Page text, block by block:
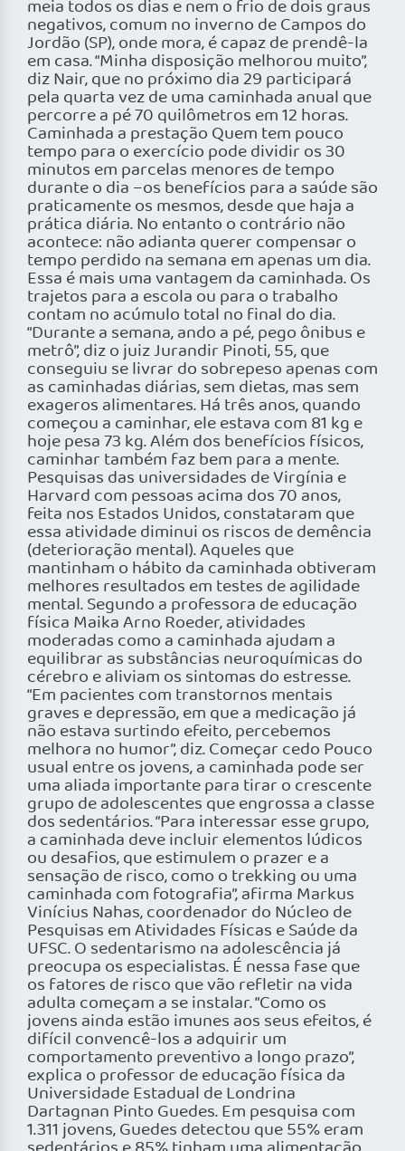
meia todos os dias e nem o frio de dois graus
negativos, comum no inverno de Campos do
Jordão (SP), onde mora, é capaz de prendê-la
em casa. “Minha disposição melhorou muito”,
diz Nair, que no próximo dia 29 participará
pela quarta vez de uma caminhada anual que
percorre a pé 70 quilômetros em 12 horas.
Caminhada a prestação Quem tem pouco
tempo para o exercício pode dividir os 30
minutos em parcelas menores de tempo
durante o dia –os benefícios para a saúde são
praticamente os mesmos, desde que haja a
prática diária. No entanto o contrário não
acontece: não adianta querer compensar o
tempo perdido na semana em apenas um dia.
Essa é mais uma vantagem da caminhada. Os
trajetos para a escola ou para o trabalho
contam no acúmulo total no final do dia.
“Durante a semana, ando a pé, pego ônibus e
metrô”, diz o juiz Jurandir Pinoti, 55, que
conseguiu se livrar do sobrepeso apenas com
as caminhadas diárias, sem dietas, mas sem
exageros alimentares. Há três anos, quando
começou a caminhar, ele estava com 81 kg e
hoje pesa 73 kg. Além dos benefícios físicos,
caminhar também faz bem para a mente.
Pesquisas das universidades de Virgínia e
Harvard com pessoas acima dos 70 anos,
feita nos Estados Unidos, constataram que
essa atividade diminui os riscos de demência
(deterioração mental). Aqueles que
mantinham o hábito da caminhada obtiveram
melhores resultados em testes de agilidade
mental. Segundo a professora de educação
física Maika Arno Roeder, atividades
moderadas como a caminhada ajudam a
equilibrar as substâncias neuroquímicas do
cérebro e aliviam os sintomas do estresse.
“Em pacientes com transtornos mentais
graves e depressão, em que a medicação já
não estava surtindo efeito, percebemos
melhora no humor”, diz. Começar cedo Pouco
usual entre os jovens, a caminhada pode ser
uma aliada importante para tirar o crescente
grupo de adolescentes que engrossa a classe
dos sedentários. “Para interessar esse grupo,
a caminhada deve incluir elementos lúdicos
ou desafios, que estimulem o prazer e a
sensação de risco, como o trekking ou uma
caminhada com fotografia”, afirma Markus
Vinícius Nahas, coordenador do Núcleo de
Pesquisas em Atividades Físicas e Saúde da
UFSC. O sedentarismo na adolescência já
preocupa os especialistas. É nessa fase que
os fatores de risco que vão refletir na vida
adulta começam a se instalar. “Como os
jovens ainda estão imunes aos seus efeitos, é
difícil convencê-los a adquirir um
comportamento preventivo a longo prazo”,
explica o professor de educação física da
Universidade Estadual de Londrina
Dartagnan Pinto Guedes. Em pesquisa com
1.311 jovens, Guedes detectou que 55% eram